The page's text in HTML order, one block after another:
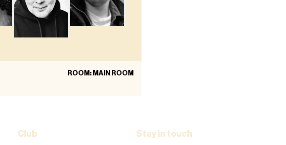
ROOM: MAIN ROOM
Club Stay in touch